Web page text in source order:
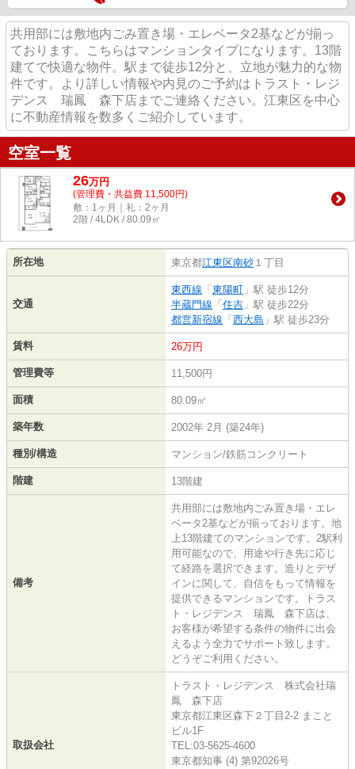
共用部には敷地内ごみ置き場・エレベータ2基などが揃っ
ております。こちらはマンションタイプになります。13階
建てで快適な物件。駅まで徒歩12分と、立地が魅力的な物
件です。より詳しい情報や内見のご予約はトラスト・レジ
デンス 瑞鳳 森下店までご連絡ください。江東区を中心
に不動産情報を数多くご紹介しています。
空室一覧
26万円
(管理費・共益費 11,500円)
敷：1ヶ月｜礼：2ヶ月
2階 / 4LDK / 80.09㎡
所在地 東京都江東区南砂 １丁目
交通
東西線 「 東陽町 」駅 徒歩12分
半蔵門線 「 住吉 」駅 徒歩22分
都営新宿線 「 西大島 」駅 徒歩23分
賃料 26万円
管理費等 11,500円
面積 80.09㎡
築年数 2002年 2月 (築24年)
種別/構造 マンション/鉄筋コンクリート
階建 13階建
備考
共用部には敷地内ごみ置き場・エレ
ベータ2基などが揃っております。地
上13階建てのマンションです。2駅利
用可能なので、用途や行き先に応じ
て経路を選択できます。造りとデザ
インに関して、自信をもって情報を
提供できるマンションです。トラス
ト・レジデンス 瑞鳳 森下店は、
お客様が希望する条件の物件に出会
えるよう全力でサポート致します。
どうぞご利用ください。
取扱会社
トラスト・レジデンス 株式会社瑞
鳳 森下店
東京都江東区森下２丁目2-2 まこと
ビル1F
TEL:03-5625-4600
東京都知事 (4) 第92026号